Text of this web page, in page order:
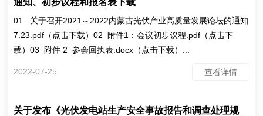
通知、初步议程和报名表下载
01 关于召开2021～2022内蒙古光伏产业高质量发展论坛的通知
7.23.pdf（点击下载）02 附件1：会议初步议程.pdf（点击下
载）03 附件 2 参会回执表.docx（点击下载）...
2022-07-25 查看详情
关于发布《光伏发电站生产安全事故报告和调查处理规